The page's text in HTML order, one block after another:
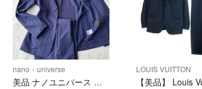
nano・universe
美品 ナノユニバース セットアップ スーツ ネイビー L ストレッチ 洗濯可能
LOUIS VUITTON